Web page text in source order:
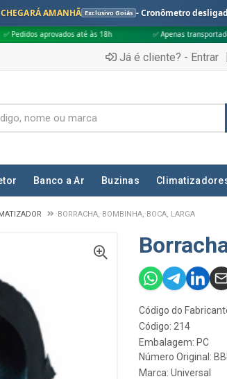
CHEGARÁ AMANHÃ Exclusivo Goiás - Cronômetro
até às 18h ✅ Apenas transportadoras conveniadas
Já é cliente? - Entrar |
Banco a Ar Buzinas
BORRACHA, BOMBINHA, BOCA, LARGA
Código do
Código: 214
Embalagem: PC
Número Original:
Marca: Universal